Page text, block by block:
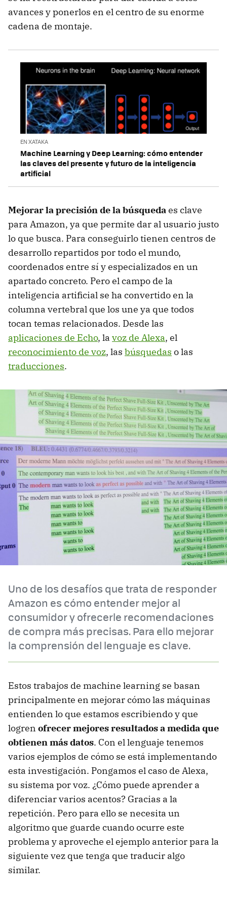
avances y ponerlos en el centro de su enorme
cadena de montaje.
EN XATAKA
Machine Learning y Deep Learning: cómo entender
las claves del presente y futuro de la inteligencia
artificial
Mejorar la precisión de la búsquedaes clave
para Amazon, ya que permite dar al usuario justo
lo que busca. Para conseguirlo tienen centros de
desarrollo repartidos por todo el mundo,
coordenados entre sí y especializados en un
apartado concreto. Pero el campo de la
inteligencia artificial se ha convertido en la
columna vertebral que los une ya que todos
tocan temas relacionados. Desde las
aplicaciones de Echo, la voz de Alexa, el
reconocimiento de voz, las búsquedas o las
traducciones.
Uno de los desafíos que trata de responder
Amazon es cómo entender mejor al
consumidor y ofrecerle recomendaciones
de compra más precisas. Para ello mejorar
la comprensión del lenguaje es clave.
Estos trabajos de machine learning se basan
principalmente en mejorar cómo las máquinas
entienden lo que estamos escribiendo y que
logren ofrecer mejores resultados a medida que
obtienen más datos. Con el lenguaje tenemos
varios ejemplos de cómo se está implementando
esta investigación. Pongamos el caso de Alexa,
su sistema por voz. ¿Cómo puede aprender a
diferenciar varios acentos? Gracias a la
repetición. Pero para ello se necesita un
algoritmo que guarde cuando ocurre este
problema y aproveche el ejemplo anterior para la
siguiente vez que tenga que traducir algo
similar.